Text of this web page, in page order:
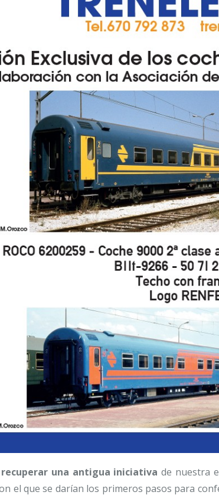
recuperar una antigua iniciativade nuestra
el que se darían los primeros pasos para